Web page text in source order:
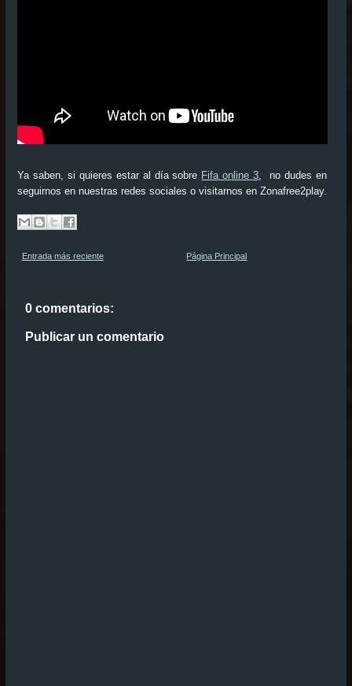
Ya saben, si quieres estar al día sobre Fifa online 3, no dudes en
seguirnos en nuestras redes sociales o visitarnos en Zonafree2play.
Entrada más reciente Página Principal
0 comentarios:
Publicar un comentario